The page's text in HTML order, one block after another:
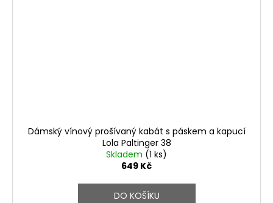
Dámský vínový prošívaný kabát s páskem a kapucí
Lola Paltinger 38
Skladem (1 ks)
649 Kč
DO KOŠÍKU